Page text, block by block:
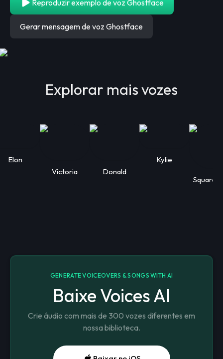
Reproduzir exemplo de voz Ghostface
Gerar mensagem de voz Ghostface
Explorar mais vozes
Elon
Victoria
Donald
Kylie
GENERATE VOICEOVERS & SONGS WITH AI
Baixe Voices AI
Crie áudio com mais de 300 vozes diferentes em
nossa biblioteca.